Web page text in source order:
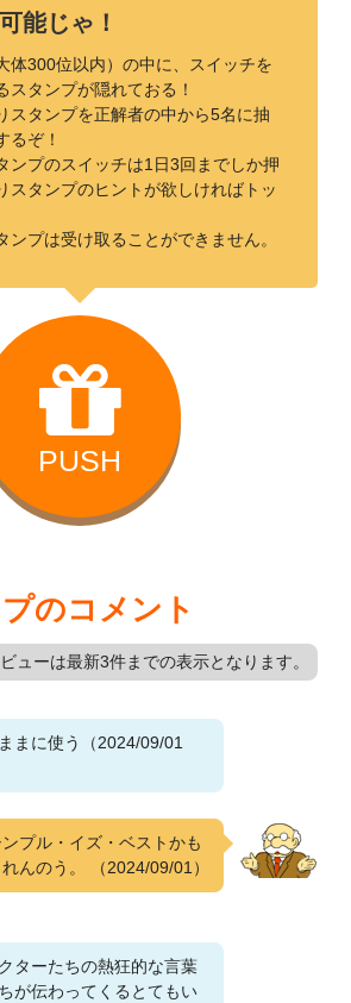
能じゃ！
体300位以内）の中に、スイッチを
スタンプが隠れておる！
スタンプを正解者の中から5名に抽
るぞ！
ンプのスイッチは1日3回までしか押
スタンプのヒントが欲しければトッ
プは受け取ることができません。
PUSH
のコメント
ューは最新3件までの表示となります。
まに使う（2024/09/01
ンプル・イズ・ベストかも
れんのう。
（2024/09/01）
ターたちの熱狂的な言葉
が伝わってくるとてもい